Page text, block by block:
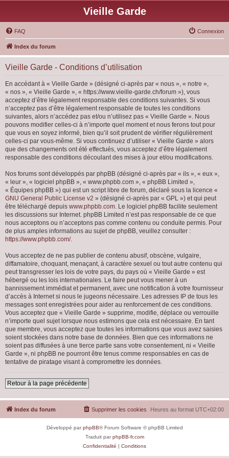
Vieille Garde
FAQ Connexion
Index du forum
Vieille Garde - Conditions d’utilisation
En accédant à « Vieille Garde » (désigné ci-après par « nous », « notre »,
« nos », « Vieille Garde », « https://www.vieille-garde.ch/forum »), vous
acceptez d’être légalement responsable des conditions suivantes. Si vous
n’acceptez pas d’être légalement responsable de toutes les conditions
suivantes, alors n’accédez pas et/ou n’utilisez pas « Vieille Garde ». Nous
pouvons modifier celles-ci à n’importe quel moment et nous ferons tout pour
que vous en soyez informé, bien qu’il soit prudent de vérifier régulièrement
celles-ci par vous-même. Si vous continuez d’utiliser « Vieille Garde » alors
que des changements ont été effectués, vous acceptez d’être légalement
responsable des conditions découlant des mises à jour et/ou modifications.
Nos forums sont développés par phpBB (désigné ci-après par « ils », « eux »,
« leur », « logiciel phpBB », « www.phpbb.com », « phpBB Limited »,
« Équipes phpBB ») qui est un script libre de forum, déclaré sous la licence «
GNU General Public License v2 » (désigné ci-après par « GPL ») et qui peut
être téléchargé depuis www.phpbb.com. Le logiciel phpBB facilite seulement
les discussions sur Internet. phpBB Limited n’est pas responsable de ce que
nous acceptons ou n’acceptons pas comme contenu ou conduite permis. Pour
de plus amples informations au sujet de phpBB, veuillez consulter :
https://www.phpbb.com/.
Vous acceptez de ne pas publier de contenu abusif, obscène, vulgaire,
diffamatoire, choquant, menaçant, à caractère sexuel ou tout autre contenu qui
peut transgresser les lois de votre pays, du pays où « Vieille Garde » est
hébergé ou les lois internationales. Le faire peut vous mener à un
bannissement immédiat et permanent, avec une notification à votre fournisseur
d’accès à Internet si nous le jugeons nécessaire. Les adresses IP de tous les
messages sont enregistrées pour aider au renforcement de ces conditions.
Vous acceptez que « Vieille Garde » supprime, modifie, déplace ou verrouille
n’importe quel sujet lorsque nous estimons que cela est nécessaire. En tant
que membre, vous acceptez que toutes les informations que vous avez saisies
soient stockées dans notre base de données. Bien que ces informations ne
soient pas diffusées à une tierce partie sans votre consentement, ni « Vieille
Garde », ni phpBB ne pourront être tenus comme responsables en cas de
tentative de piratage visant à compromettre les données.
Retour à la page précédente
Index du forum Heures au format UTC+02:00
Supprimer les cookies
Développé parphpBB® Forum Software © phpBB Limited
Traduit parphpBB-fr.com
Confidentialité | Conditions